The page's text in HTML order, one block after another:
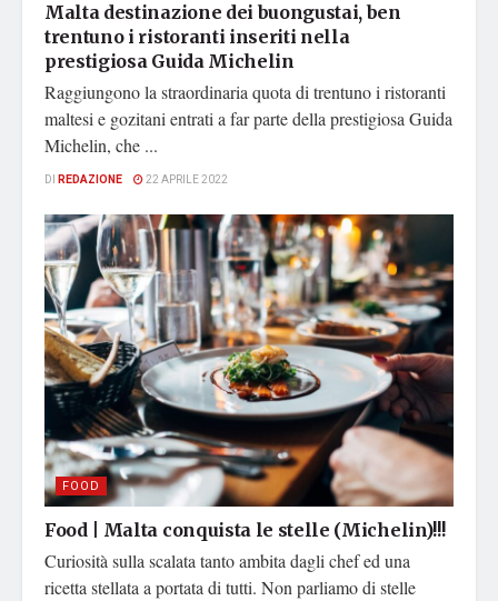
Malta destinazione dei buongustai, ben
trentuno i ristoranti inseriti nella
prestigiosa Guida Michelin
Raggiungono la straordinaria quota di trentuno i ristoranti
maltesi e gozitani entrati a far parte della prestigiosa Guida
Michelin, che ...
DI REDAZIONE 22 APRILE 2022
FOOD
Food | Malta conquista le stelle (Michelin)!!!
Curiosità sulla scalata tanto ambita dagli chef ed una
ricetta stellata a portata di tutti. Non parliamo di stelle